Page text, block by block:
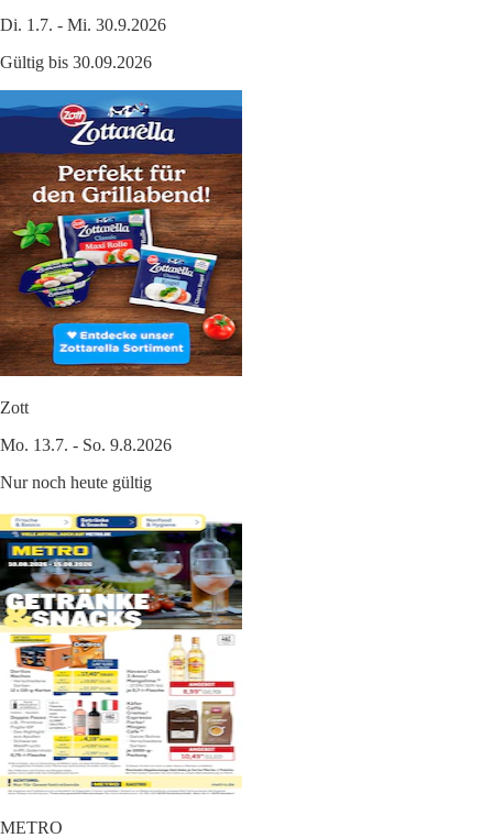
Di. 1.7. - Mi. 30.9.2026
Gültig bis 30.09.2026
Zott
Mo. 13.7. - So. 9.8.2026
Nur noch heute gültig
METRO